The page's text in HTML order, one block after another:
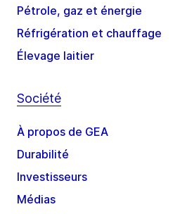
Pétrole, gaz et énergie
Réfrigération et chauffage
Élevage laitier
Société
À propos de GEA
Durabilité
Investisseurs
Médias